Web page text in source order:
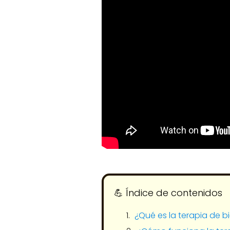
💪​ Índice de contenidos
¿Qué es la terapia de